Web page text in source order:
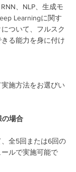
、NLP、生成モ
Learningに関す
ついて、フルスク
る能力を身に付け
施方法をお選びい
の場合
全5回または6回の
ルで実施可能で